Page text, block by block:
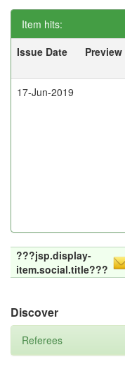
Item hits:
Issue Date
Preview
17-Jun-2019
???jsp.display-
item.social.title???
Discover
Referees